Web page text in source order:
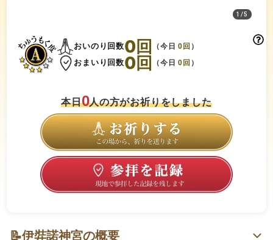
1/5
おいのり回数0回 （今日0回 ）
おまいり回数0回 （今日0回 ）
本日0人の方がお祈りをしました
📝伊弉諾神宮の概要